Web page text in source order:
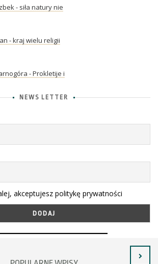
- siła natury nie
- kraj wielu religii
- Prokletije i
NEWS LETTER
akceptujesz politykę prywatności